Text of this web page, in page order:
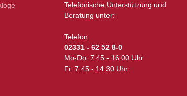
Telefonische Unterstützung und
Beratung unter:
Telefon:
02331 - 62 52 8-0
Mo-Do. 7:45 - 16:00 Uhr
Fr. 7:45 - 14:30 Uhr